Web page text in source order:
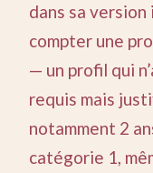
dans sa
compter une
— un profil qui
requis mais
notamment 2
catégorie 1,